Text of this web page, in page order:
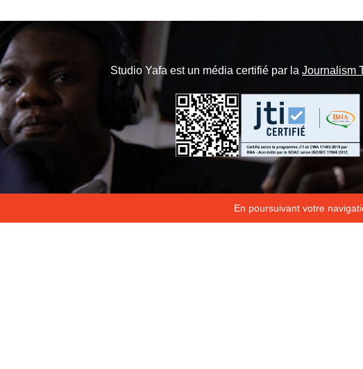
En poursuivant votre
Studio Yafa est un média certifié par la Journalism